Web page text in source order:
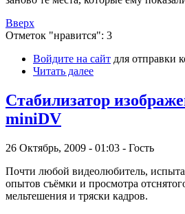
Вверх
Отметок "нравится": 3
Войдите на сайт для отправки
Читать далее
Стабилизатор
miniDV
26 Октябрь, 2009 - 01:03 - Гость
Почти любой видеолюбитель,
опытов съёмки и просмотра
мельтешения и тряски кадров.